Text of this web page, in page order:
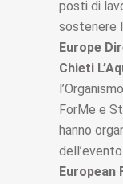
posti di
sostenere
Europe
Chieti
ForMe e
hanno
dell’evento
European